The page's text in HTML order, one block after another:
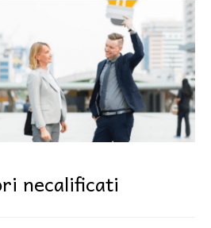
necalificati